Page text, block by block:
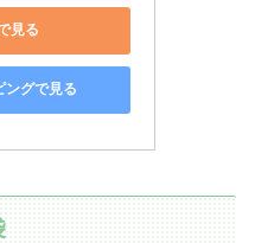
見る
ングで見る